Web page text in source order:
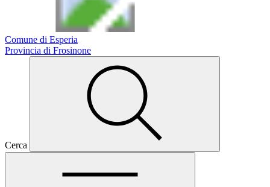
Comune di Esperia
Provincia di Frosinone
Cerca